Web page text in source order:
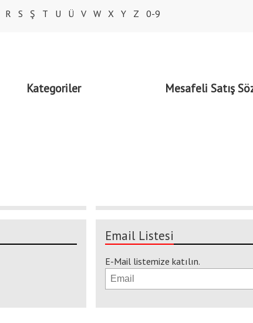
R S Ş T U Ü V W X Y Z 0-9
Kategoriler Mesafeli Satış
Email Listesi
E-Mail listemize katılın.